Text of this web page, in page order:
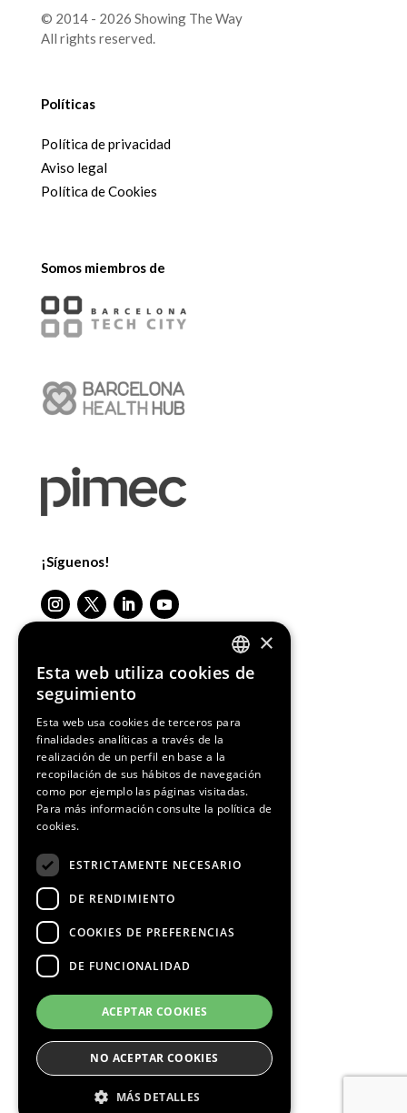
© 2014 - 2026 Showing The Way
All rights reserved.
Políticas
Política de privacidad
Aviso legal
Política de Cookies
Somos miembros de
¡Síguenos!
Media Partners
ENGLISH
×
Esta web utiliza cookies de
seguimiento
Esta web usa cookies de terceros para
finalidades analíticas a través de la
realización de un perfil en base a la
recopilación de sus hábitos de navegación
como por ejemplo las páginas visitadas.
Para más información consulte la política de
cookies.
ESTRICTAMENTE NECESARIO
DE RENDIMIENTO
COOKIES DE PREFERENCIAS
DE FUNCIONALIDAD
ACEPTAR COOKIES
NO ACEPTAR COOKIES
MÁS DETALLES